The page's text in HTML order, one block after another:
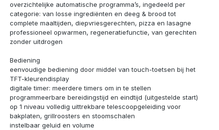
overzichtelijke automatische programma’s, ingedeeld per
categorie: van losse ingrediënten en deeg & brood tot
complete maaltijden, diepvriesgerechten, pizza en lasagne
professioneel opwarmen, regeneratiefunctie, van gerechten
zonder uitdrogen
Bediening
eenvoudige bediening door middel van touch-toetsen bij het
TFT-kleurendisplay
digitale timer: meerdere timers om in te stellen
programmeerbare bereidingstijd en eindtijd (uitgestelde start)
op 1 niveau volledig uittrekbare telescoopgeleiding voor
bakplaten, grillroosters en stoomschalen
instelbaar geluid en volume